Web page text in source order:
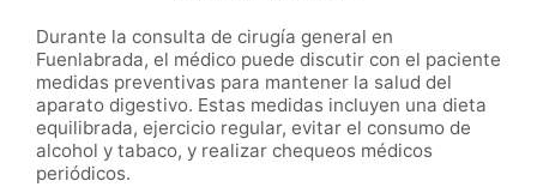
Durante la consulta de cirugía general en
Fuenlabrada, el médico puede discutir con el paciente
medidas preventivas para mantener la salud del
aparato digestivo. Estas medidas incluyen una dieta
equilibrada, ejercicio regular, evitar el consumo de
alcohol y tabaco, y realizar chequeos médicos
periódicos.